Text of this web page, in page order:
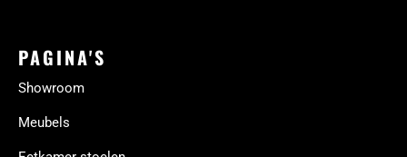
PAGINA'S
Showroom
Meubels